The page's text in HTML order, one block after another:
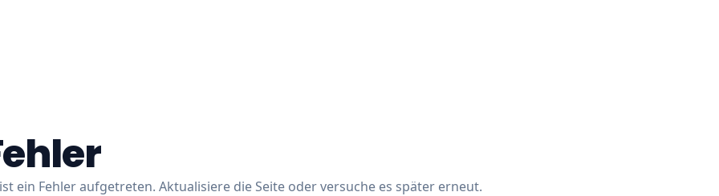
ein Fehler aufgetreten. Aktualisiere die Seite oder versuche es später erneut.